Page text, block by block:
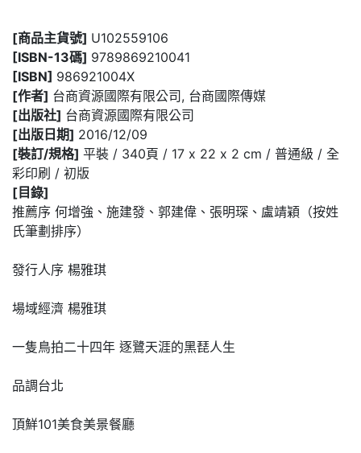
[商品主貨號] U102559106
[ISBN-13碼] 9789869210041
[ISBN] 986921004X
[作者] 台商資源國際有限公司, 台商國際傳媒
[出版社] 台商資源國際有限公司
[出版日期] 2016/12/09
[裝訂/規格] 平裝 / 340頁 / 17 x 22 x 2 cm / 普通級 / 全
彩印刷 / 初版
[目錄]
推薦序 何增強、施建發、郭建偉、張明琛、盧靖穎（按姓
氏筆劃排序）
發行人序 楊雅琪
場域經濟 楊雅琪
一隻鳥拍二十四年 逐鷺天涯的黑琵人生
品調台北
頂鮮101美食美景餐廳